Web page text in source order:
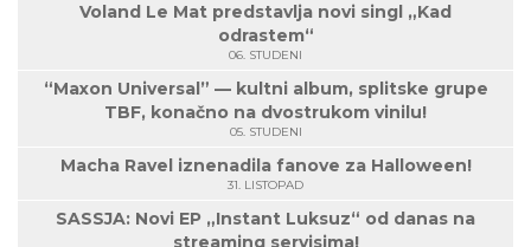
Voland Le Mat predstavlja novi singl „Kad
odrastem“
06. STUDENI
“Maxon Universal” — kultni album, splitske grupe
TBF, konačno na dvostrukom vinilu!
05. STUDENI
Macha Ravel iznenadila fanove za Halloween!
31. LISTOPAD
SASSJA: Novi EP „Instant Luksuz“ od danas na
streaming servisima!